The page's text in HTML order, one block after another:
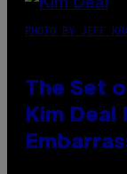
PHOTO BY JEFF
The Set
Kim Deal